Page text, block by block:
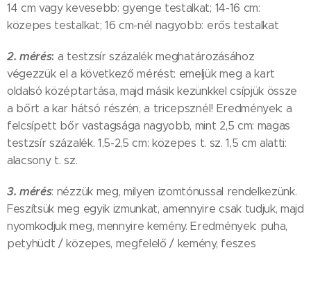
14 cm vagy kevesebb: gyenge testalkat; 14-16 cm:
közepes testalkat; 16 cm-nél nagyobb: erős testalkat
2. mérés: a testzsír százalék meghatározásához
végezzük el a következő mérést: emeljük meg a kart
oldalsó középtartása, majd másik kezünkkel csípjük össze
a bőrt a kar hátsó részén, a tricepsznél! Eredmények: a
felcsípett bőr vastagsága nagyobb, mint 2,5 cm: magas
testzsír százalék. 1,5-2,5 cm: közepes t. sz. 1,5 cm alatti:
alacsony t. sz.
3. mérés: nézzük meg, milyen izomtónussal rendelkezünk.
Feszítsük meg egyik izmunkat, amennyire csak tudjuk, majd
nyomkodjuk meg, mennyire kemény. Eredmények: puha,
petyhüdt / közepes, megfelelő / kemény, feszes